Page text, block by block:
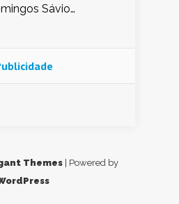
Sávio
Fátima Peixoto,
Kátia Mesel,
Themes | Powered by